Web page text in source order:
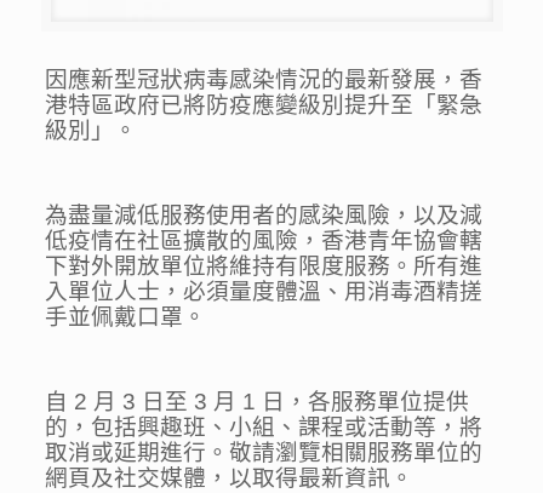
因應新型冠狀病毒感染情況的最新發展，香
港特區政府已將防疫應變級別提升至「緊急
級別」。
為盡量減低服務使用者的感染風險，以及減
低疫情在社區擴散的風險，香港青年協會轄
下對外開放單位將維持有限度服務。所有進
入單位人士，必須量度體溫、用消毒酒精搓
手並佩戴口罩。
自 2 月 3 日至 3 月 1 日，各服務單位提供
的，包括興趣班、小組、課程或活動等，將
取消或延期進行。敬請瀏覽相關服務單位的
網頁及社交媒體，以取得最新資訊。